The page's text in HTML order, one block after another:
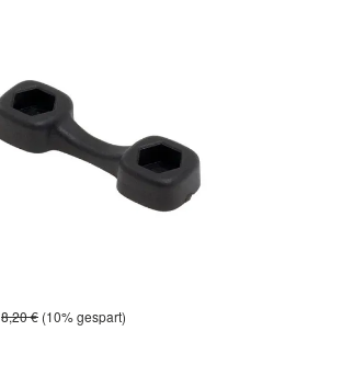
Regulärer Preis:
8,20 € (10% gespart)